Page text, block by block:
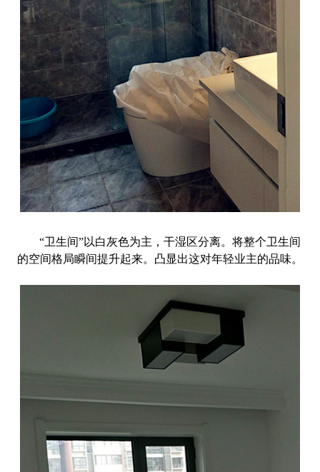
“卫生间”以白灰色为主，干湿区分离。将整个卫生间
的空间格局瞬间提升起来。凸显出这对年轻业主的品味。